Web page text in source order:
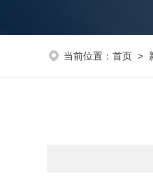
当前位置：首页 >